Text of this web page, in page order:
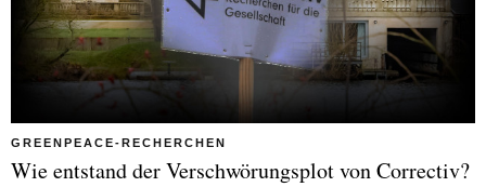
GREENPEACE-RECHERCHEN
Wie entstand der Verschwörungsplot von Correctiv?